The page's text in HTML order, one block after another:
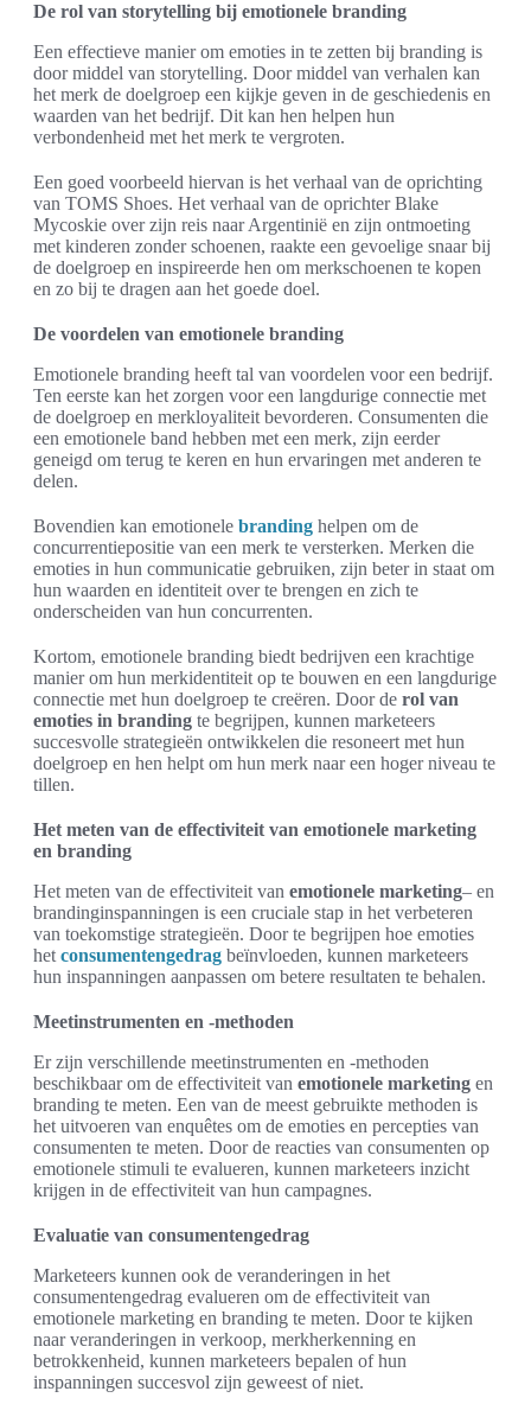
De rol van storytelling bij emotionele branding
Een effectieve manier om emoties in te zetten bij branding is
door middel van storytelling. Door middel van verhalen kan
het merk de doelgroep een kijkje geven in de geschiedenis en
waarden van het bedrijf. Dit kan hen helpen hun
verbondenheid met het merk te vergroten.
Een goed voorbeeld hiervan is het verhaal van de oprichting
van TOMS Shoes. Het verhaal van de oprichter Blake
Mycoskie over zijn reis naar Argentinië en zijn ontmoeting
met kinderen zonder schoenen, raakte een gevoelige snaar bij
de doelgroep en inspireerde hen om merkschoenen te kopen
en zo bij te dragen aan het goede doel.
De voordelen van emotionele branding
Emotionele branding heeft tal van voordelen voor een bedrijf.
Ten eerste kan het zorgen voor een langdurige connectie met
de doelgroep en merkloyaliteit bevorderen. Consumenten die
een emotionele band hebben met een merk, zijn eerder
geneigd om terug te keren en hun ervaringen met anderen te
delen.
Bovendien kan emotionele branding helpen om de
concurrentiepositie van een merk te versterken. Merken die
emoties in hun communicatie gebruiken, zijn beter in staat om
hun waarden en identiteit over te brengen en zich te
onderscheiden van hun concurrenten.
Kortom, emotionele branding biedt bedrijven een krachtige
manier om hun merkidentiteit op te bouwen en een langdurige
connectie met hun doelgroep te creëren. Door de rol van
emoties in branding te begrijpen, kunnen marketeers
succesvolle strategieën ontwikkelen die resoneert met hun
doelgroep en hen helpt om hun merk naar een hoger niveau te
tillen.
Het meten van de effectiviteit van emotionele marketing
en branding
Het meten van de effectiviteit van emotionele marketing– en
brandinginspanningen is een cruciale stap in het verbeteren
van toekomstige strategieën. Door te begrijpen hoe emoties
het consumentengedrag beïnvloeden, kunnen marketeers
hun inspanningen aanpassen om betere resultaten te behalen.
Meetinstrumenten en -methoden
Er zijn verschillende meetinstrumenten en -methoden
beschikbaar om de effectiviteit van emotionele marketing en
branding te meten. Een van de meest gebruikte methoden is
het uitvoeren van enquêtes om de emoties en percepties van
consumenten te meten. Door de reacties van consumenten op
emotionele stimuli te evalueren, kunnen marketeers inzicht
krijgen in de effectiviteit van hun campagnes.
Evaluatie van consumentengedrag
Marketeers kunnen ook de veranderingen in het
consumentengedrag evalueren om de effectiviteit van
emotionele marketing en branding te meten. Door te kijken
naar veranderingen in verkoop, merkherkenning en
betrokkenheid, kunnen marketeers bepalen of hun
inspanningen succesvol zijn geweest of niet.